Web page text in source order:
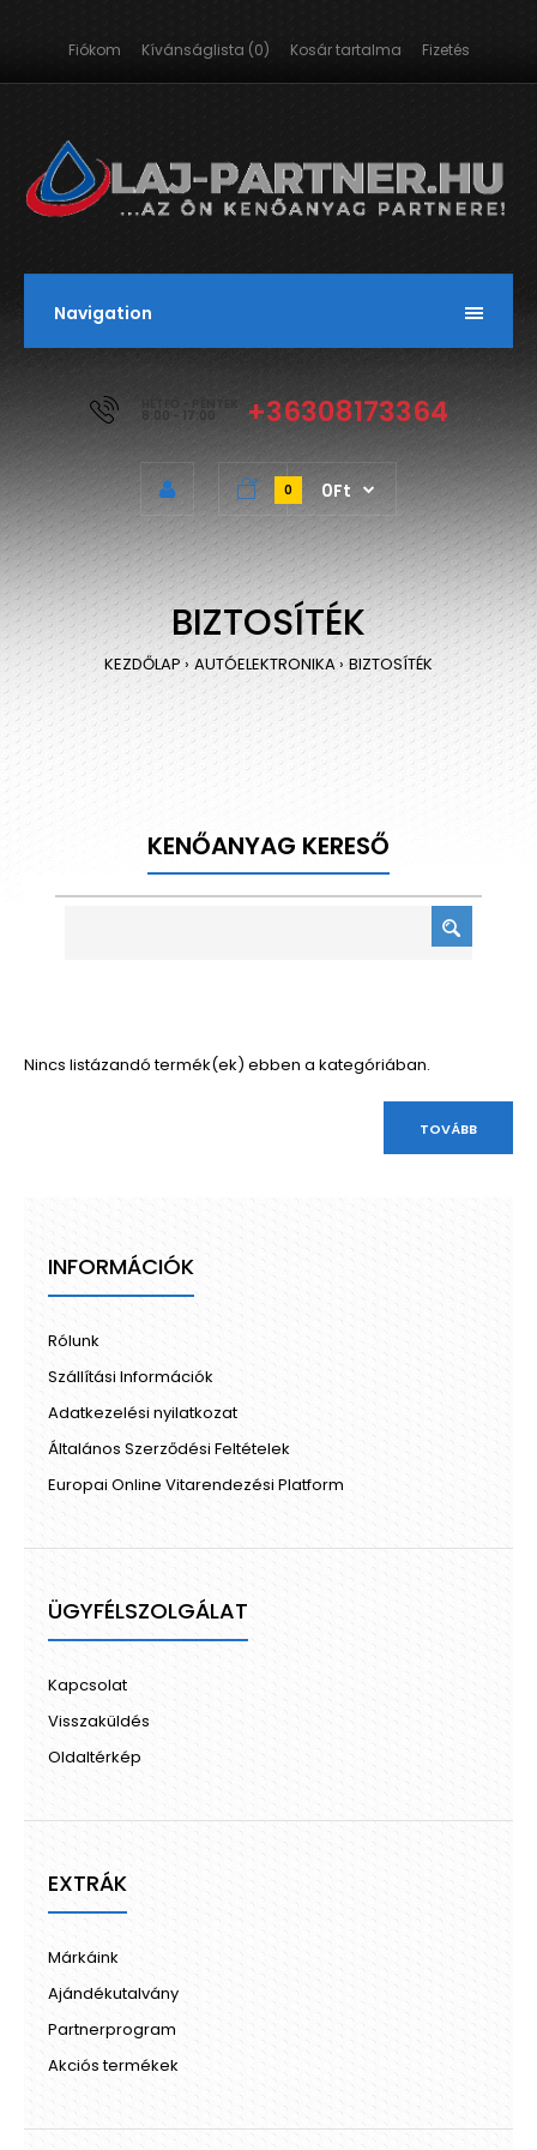
Fiókom Kívánságlista (0) Kosár tartalma Fizetés
Navigation
HÉTFŐ - PÉNTEK
8:00 - 17:00 +36308173364
0 0Ft
BIZTOSÍTÉK
KEZDŐLAP AUTÓELEKTRONIKA BIZTOSÍTÉK
KENŐANYAG KERESŐ
Nincs listázandó termék(ek) ebben a kategóriában.
TOVÁBB
INFORMÁCIÓK
Rólunk
Szállítási Információk
Adatkezelési nyilatkozat
Általános Szerződési Feltételek
Europai Online Vitarendezési Platform
ÜGYFÉLSZOLGÁLAT
Kapcsolat
Visszaküldés
Oldaltérkép
EXTRÁK
Márkáink
Ajándékutalvány
Partnerprogram
Akciós termékek